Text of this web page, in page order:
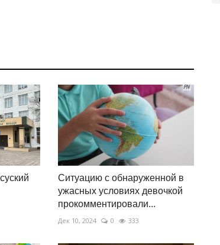
Ситуацию с обнаруженной в
ужасных условиях девочкой
прокомментировали...
Дек 10, 2024 0 333